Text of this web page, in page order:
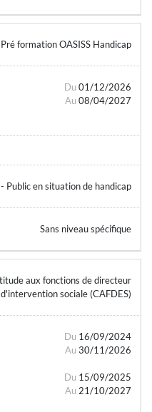
Pré formation OASISS Handicap
Du 01/12/2026
Au 08/04/2027
- Public en situation de handicap
Sans niveau spécifique
aux fonctions de directeur
sociale (CAFDES)
Du 16/09/2024
Au 30/11/2026
Du 15/09/2025
Au 21/10/2027